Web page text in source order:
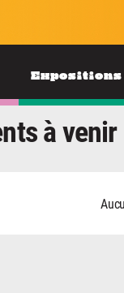
Expositions
à venir